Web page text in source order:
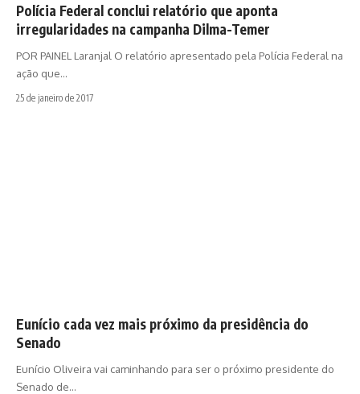
Polícia Federal conclui relatório que aponta
irregularidades na campanha Dilma-Temer
POR PAINEL Laranjal O relatório apresentado pela Polícia Federal na
ação que…
25 de janeiro de 2017
Eunício cada vez mais próximo da presidência do
Senado
Eunício Oliveira vai caminhando para ser o próximo presidente do
Senado de…